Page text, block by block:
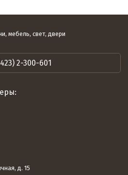
мебель, свет, двери
2-300-601
д. 15